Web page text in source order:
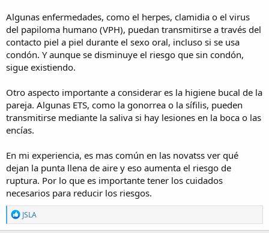
Algunas enfermedades, como el herpes, clamidia o el virus
del papiloma humano (VPH), puedan transmitirse a través del
contacto piel a piel durante el sexo oral, incluso si se usa
condón. Y aunque se disminuye el riesgo que sin condón,
sigue existiendo.
Otro aspecto importante a considerar es la higiene bucal de la
pareja. Algunas ETS, como la gonorrea o la sífilis, pueden
transmitirse mediante la saliva si hay lesiones en la boca o las
encías.
En mi experiencia, es mas común en las novatss ver qué
dejan la punta llena de aire y eso aumenta el riesgo de
ruptura. Por lo que es importante tener los cuidados
necesarios para reducir los riesgos.
R
e
JSLA